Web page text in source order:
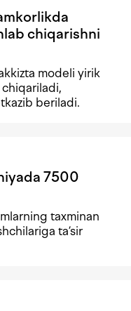
chiqarishni
modeli yirik
chiqariladi,
beriladi.
7500
taxminan
ta’sir